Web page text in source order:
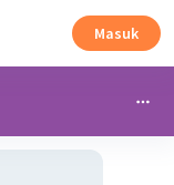
Masuk